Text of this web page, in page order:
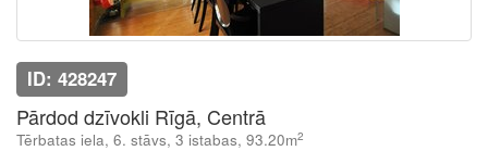
ID: 428247
Pārdod dzīvokli Rīgā, Centrā
Tērbatas iela, 6. stāvs, 3 istabas, 93.20m2